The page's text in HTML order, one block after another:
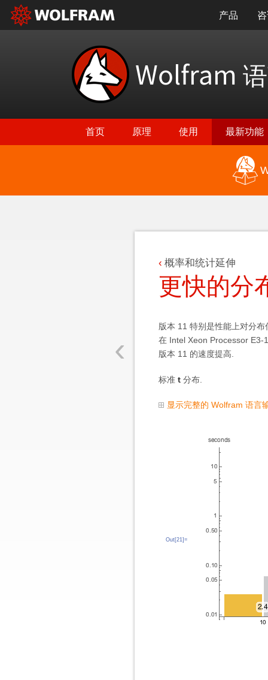
产品
Wolfram
首页 原理 使用 最新功能
‹
概率和统计延伸
更快的分
版本 11 特别是性能上对分
在 Intel Xeon Processor E3-
版本 11 的速度提高.
标准 t 分布.
显示完整的 Wolfram 语言
Out[21]=